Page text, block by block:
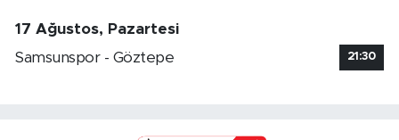
17 Ağustos, Pazartesi
Samsunspor - Göztepe
21:30